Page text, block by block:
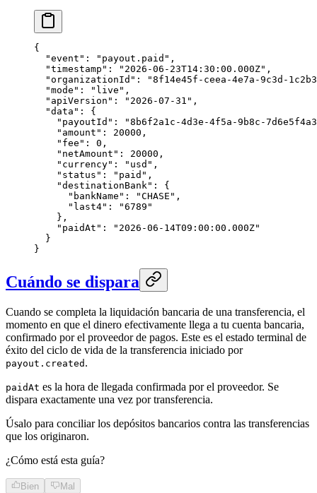
{
  "event": "payout.paid",
  "timestamp": "2026-06-23T14:30:00.000Z",
"organizationId": "8f14e45f-ceea-4e7a-9c3d-
  "mode": "live",
  "apiVersion": "2026-07-31",
  "data": {
"payoutId": "8b6f2a1c-4d3e-4f5a-9b8c-
    "amount": 20000,
    "fee": 0,
    "netAmount": 20000,
    "currency": "usd",
    "status": "paid",
    "destinationBank": {
      "bankName": "CHASE",
      "last4": "6789"
    },
    "paidAt": "2026-06-14T09:00:00.000Z"
  }
}
Cuándo se dispara
Cuando se completa la liquidación bancaria de una transferencia, el
momento en que el dinero efectivamente llega a tu cuenta bancaria,
confirmado por el proveedor de pagos. Este es el estado terminal de
éxito del ciclo de vida de la transferencia iniciado por
payout.created .
paidAt es la hora de llegada confirmada por el proveedor. Se
dispara exactamente una vez por transferencia.
Úsalo para conciliar los depósitos bancarios contra las transferencias
que los originaron.
¿Cómo está esta guía?
Bien Mal